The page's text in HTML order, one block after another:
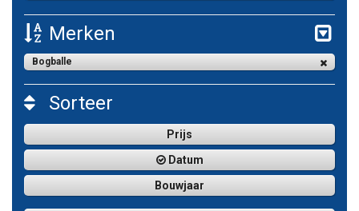
Merken
Bogballe
Sorteer
Prijs
Datum
Bouwjaar